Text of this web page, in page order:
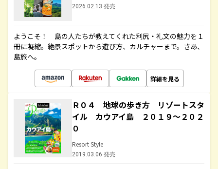
2026.02.13 発売
ようこそ！ 島の人たちが教えてくれた利尻・礼文の魅力を１
冊に凝縮。絶景スポットから遊び方、カルチャーまで。さあ、
島旅へ。
詳細を見る
Ｒ０４ 地球の歩き方 リゾートスタ
イル カウアイ島 ２０１９～２０２
０
Resort Style
2019.03.06 発売